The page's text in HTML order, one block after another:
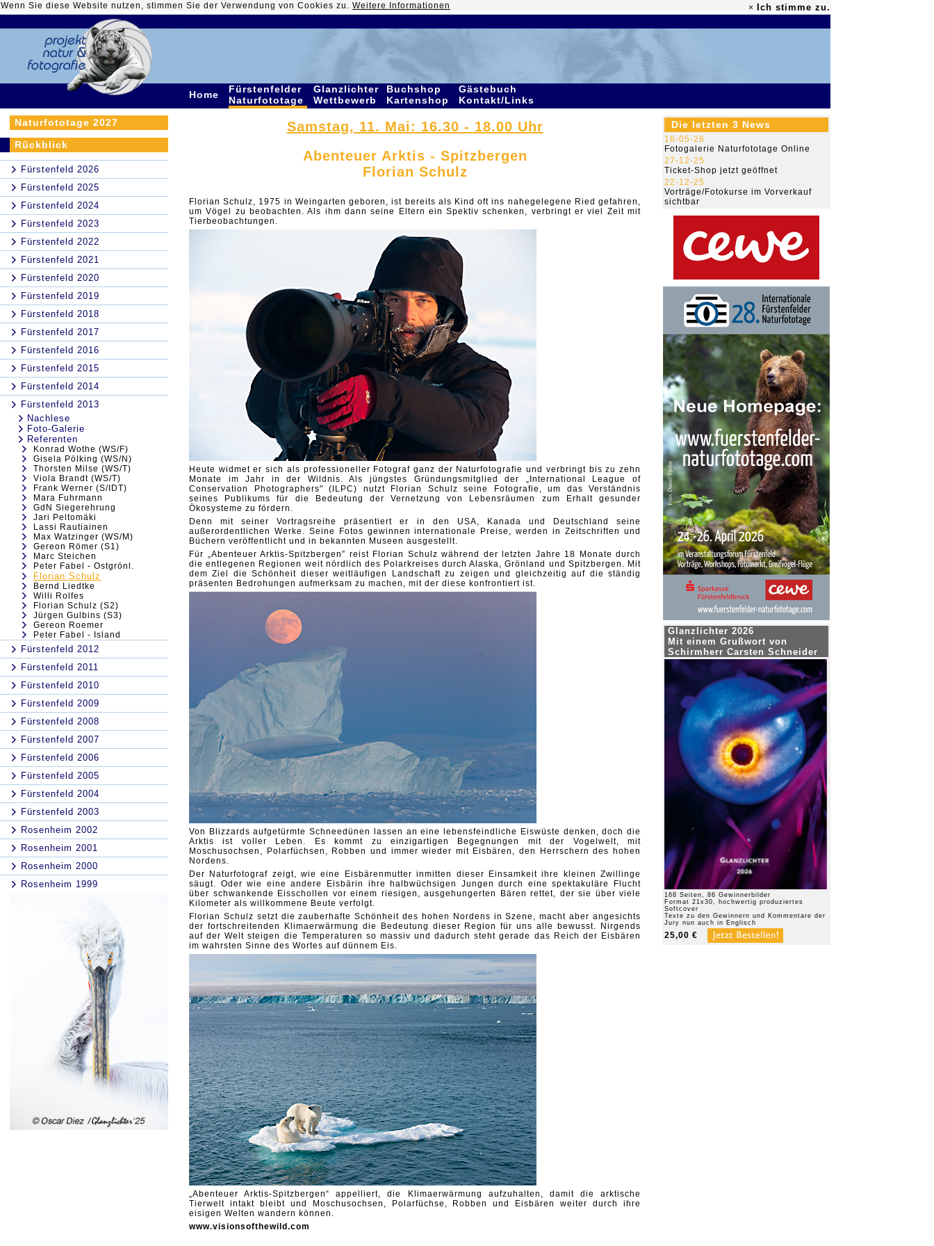
Wenn Sie diese Website nutzen, stimmen Sie der Verwendung von Cookies zu. Weitere Informationen × Ich stimme zu.
Home
Fürstenfelder
Naturfototage
Glanzlichter
Wettbewerb
Buchshop
Kartenshop
Gästebuch
Kontakt/Links
Naturfototage 2027
Rückblick
Fürstenfeld 2026
Fürstenfeld 2025
Fürstenfeld 2024
Fürstenfeld 2023
Fürstenfeld 2022
Fürstenfeld 2021
Fürstenfeld 2020
Fürstenfeld 2019
Fürstenfeld 2018
Fürstenfeld 2017
Fürstenfeld 2016
Fürstenfeld 2015
Fürstenfeld 2014
Fürstenfeld 2013
Nachlese
Foto-Galerie
Referenten
Konrad Wothe (WS/F)
Gisela Pölking (WS/N)
Thorsten Milse (WS/T)
Viola Brandt (WS/T)
Frank Werner (S/IDT)
Mara Fuhrmann
GdN Siegerehrung
Jari Peltomäki
Lassi Rautiainen
Max Watzinger (WS/M)
Gereon Römer (S1)
Marc Steichen
Peter Fabel - Ostgrönl.
Florian Schulz
Bernd Liedtke
Willi Rolfes
Florian Schulz (S2)
Jürgen Gulbins (S3)
Gereon Roemer
Peter Fabel - Island
Fürstenfeld 2012
Fürstenfeld 2011
Fürstenfeld 2010
Fürstenfeld 2009
Fürstenfeld 2008
Fürstenfeld 2007
Fürstenfeld 2006
Fürstenfeld 2005
Fürstenfeld 2004
Fürstenfeld 2003
Rosenheim 2002
Rosenheim 2001
Rosenheim 2000
Rosenheim 1999
Samstag, 11. Mai: 16.30 - 18.00 Uhr
Abenteuer Arktis - Spitzbergen
Florian Schulz
Florian Schulz, 1975 in Weingarten geboren, ist bereits als Kind oft ins nahegelegene Ried gefahren,
um Vögel zu beobachten. Als ihm dann seine Eltern ein Spektiv schenken, verbringt er viel Zeit mit
Tierbeobachtungen.
Heute widmet er sich als professioneller Fotograf ganz der Naturfotografie und verbringt bis zu zehn
Monate im Jahr in der Wildnis. Als jüngstes Gründungsmitglied der „International League of
Conservation Photographers" (ILPC) nutzt Florian Schulz seine Fotografie, um das Verständnis
seines Publikums für die Bedeutung der Vernetzung von Lebensräumen zum Erhalt gesunder
Ökosysteme zu fördern.
Denn mit seiner Vortragsreihe präsentiert er in den USA, Kanada und Deutschland seine
außerordentlichen Werke. Seine Fotos gewinnen internationale Preise, werden in Zeitschriften und
Büchern veröffentlicht und in bekannten Museen ausgestellt.
Für „Abenteuer Arktis-Spitzbergen” reist Florian Schulz während der letzten Jahre 18 Monate durch
die entlegenen Regionen weit nördlich des Polarkreises durch Alaska, Grönland und Spitzbergen. Mit
dem Ziel die Schönheit dieser weitläufigen Landschaft zu zeigen und gleichzeitig auf die ständig
präsenten Bedrohungen aufmerksam zu machen, mit der diese konfrontiert ist.
Von Blizzards aufgetürmte Schneedünen lassen an eine lebensfeindliche Eiswüste denken, doch die
Arktis ist voller Leben. Es kommt zu einzigartigen Begegnungen mit der Vogelwelt, mit
Moschusochsen, Polarfüchsen, Robben und immer wieder mit Eisbären, den Herrschern des hohen
Nordens.
Der Naturfotograf zeigt, wie eine Eisbärenmutter inmitten dieser Einsamkeit ihre kleinen Zwillinge
säugt. Oder wie eine andere Eisbärin ihre halbwüchsigen Jungen durch eine spektakuläre Flucht
über schwankende Eisschollen vor einem riesigen, ausgehungerten Bären rettet, der sie über viele
Kilometer als willkommene Beute verfolgt.
Florian Schulz setzt die zauberhafte Schönheit des hohen Nordens in Szene, macht aber angesichts
der fortschreitenden Klimaerwärmung die Bedeutung dieser Region für uns alle bewusst. Nirgends
auf der Welt steigen die Temperaturen so massiv und dadurch steht gerade das Reich der Eisbären
im wahrsten Sinne des Wortes auf dünnem Eis.
„Abenteuer Arktis-Spitzbergen“ appelliert, die Klimaerwärmung aufzuhalten, damit die arktische
Tierwelt intakt bleibt und Moschusochsen, Polarfüchse, Robben und Eisbären weiter durch ihre
eisigen Welten wandern können.
www.visionsofthewild.com
Die letzten 3 News
16-05-26
Fotogalerie Naturfototage Online
27-12-25
Ticket-Shop jetzt geöffnet
22-12-25
Vorträge/Fotokurse im Vorverkauf
sichtbar
Glanzlichter 2026
Mit einem Grußwort von
Schirmherr Carsten Schneider
168 Seiten, 86 Gewinnerbilder
Format 21x30, hochwertig produziertes
Softcover
Texte zu den Gewinnern und Kommentare der
Jury nun auch in Englisch
25,00 €